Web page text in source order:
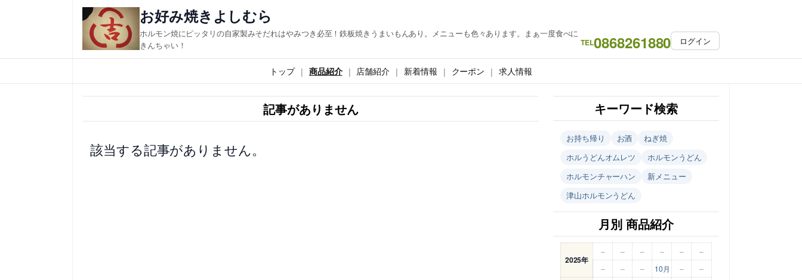
ス
キ
お好み焼きよしむら
ホルモン焼にピッタリの自家製みそだれはやみつき必至！鉄板焼きうまいもんあり。メニューも色々あります。まぁ一度食べに
きんちゃい！
TEL0868261880 ログイン
トップ 商品紹介 店舗紹介 新着情報 クーポン 求人情報
記事がありません
該当する記事がありません。
キーワード検索
お持ち帰り お酒
ねぎ焼
ホルうどんオムレツ
ホルモンうどん
ホルモンチャーハン
新メニュー
津山ホルモンうどん
月別 商品紹介
2025年
– – – – –
–
–
– – 10月 – –